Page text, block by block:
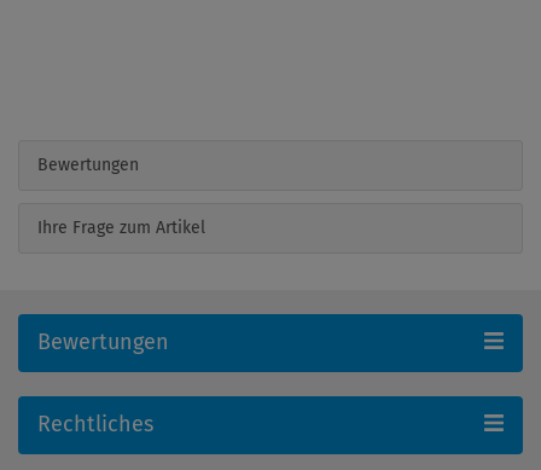
Bewertungen
Ihre Frage zum Artikel
Bewertungen
Rechtliches